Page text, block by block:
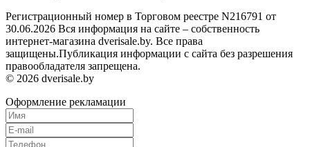
Регистрационный номер в Торговом реестре N216791 от
30.06.2026 Вся информация на сайте – собственность
интернет-магазина dverisale.by. Все права
защищены.Публикация информации с сайта без разрешения
правообладателя запрещена.
© 2026 dverisale.by
Оформление рекламации